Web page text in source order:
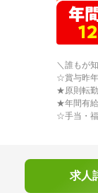
＼誰もが
☆賞与昨
★原則転
★年間有
☆手当・
求人